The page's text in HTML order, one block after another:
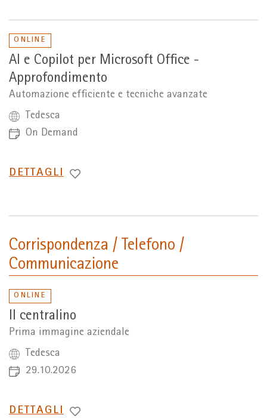
ONLINE
AI e Copilot per Microsoft Office -
Approfondimento
Automazione efficiente e tecniche avanzate
Tedesca
On Demand
PASSA
DETTAGLI
Corrispondenza / Telefono /
Communicazione
ONLINE
Il centralino
Prima immagine aziendale
Tedesca
29.10.2026
PASSA
DETTAGLI